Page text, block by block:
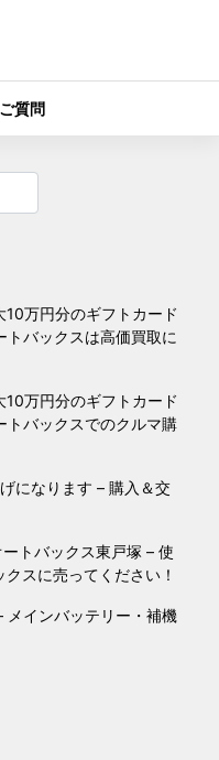
質問
万円分のギフトカード
バックスは高価買取に
万円分のギフトカード
バックスでのクルマ購
になります – 購入＆交
トバックス東戸塚 – 使
スに売ってください！
メインバッテリー・補機